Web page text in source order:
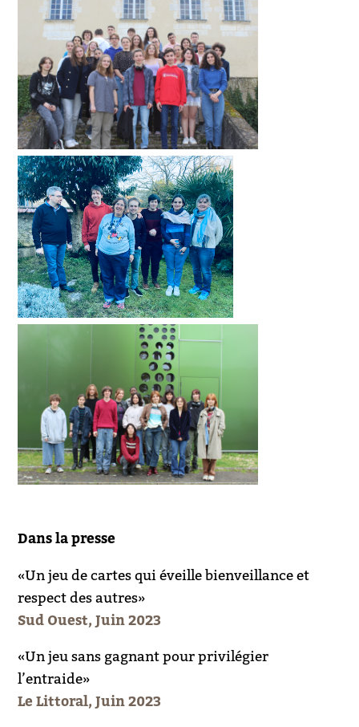
Dans la presse
«Un jeu de cartes qui éveille bienveillance et
respect des autres»
Sud Ouest, Juin 2023
«Un jeu sans gagnant pour privilégier
l’entraide»
Le Littoral, Juin 2023